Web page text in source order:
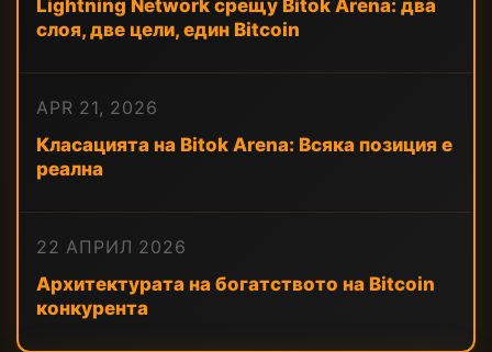
Lightning Network срещу Bitok Arena: два
слоя, две цели, един Bitcoin
APR 21, 2026
Класацията на Bitok Arena: Всяка позиция е
реална
22 АПРИЛ 2026
Архитектурата на богатството на Bitcoin
конкурента